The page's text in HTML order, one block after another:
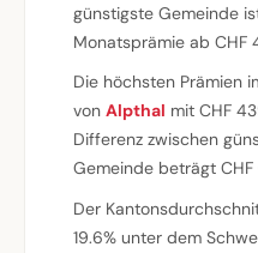
günstigste Gemeinde
Monatsprämie ab CHF
Die höchsten Prämien
von Alpthal mit CHF
Differenz zwischen
Gemeinde beträgt
Der
19.6% unter dem